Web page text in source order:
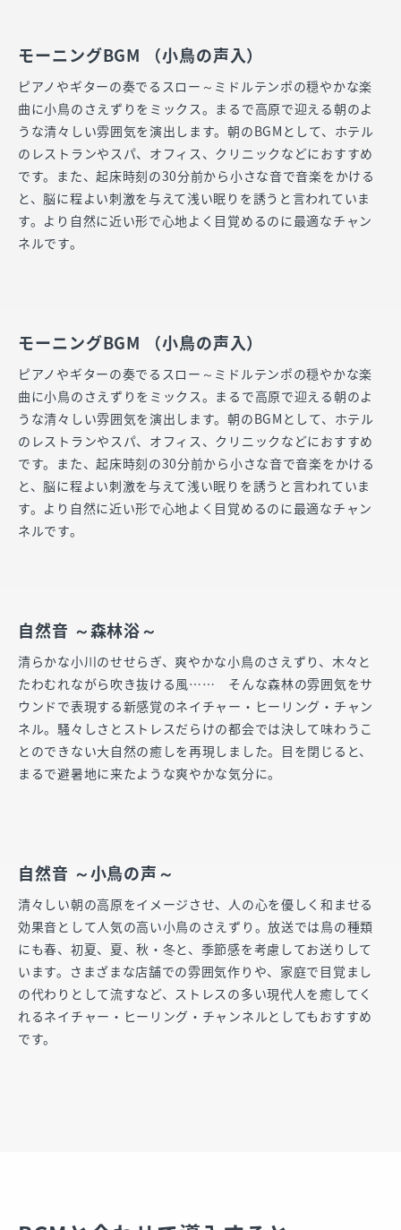
モーニングBGM （小鳥の声入）
ピアノやギターの奏でるスロー～ミドルテンポの穏やかな楽
曲に小鳥のさえずりをミックス。まるで高原で迎える朝のよ
うな清々しい雰囲気を演出します。朝のBGMとして、ホテル
のレストランやスパ、オフィス、クリニックなどにおすすめ
です。また、起床時刻の30分前から小さな音で音楽をかける
と、脳に程よい刺激を与えて浅い眠りを誘うと言われていま
す。より自然に近い形で心地よく目覚めるのに最適なチャン
ネルです。
モーニングBGM （小鳥の声入）
ピアノやギターの奏でるスロー～ミドルテンポの穏やかな楽
曲に小鳥のさえずりをミックス。まるで高原で迎える朝のよ
うな清々しい雰囲気を演出します。朝のBGMとして、ホテル
のレストランやスパ、オフィス、クリニックなどにおすすめ
です。また、起床時刻の30分前から小さな音で音楽をかける
と、脳に程よい刺激を与えて浅い眠りを誘うと言われていま
す。より自然に近い形で心地よく目覚めるのに最適なチャン
ネルです。
自然音 ～森林浴～
清らかな小川のせせらぎ、爽やかな小鳥のさえずり、木々と
たわむれながら吹き抜ける風…… そんな森林の雰囲気をサ
ウンドで表現する新感覚のネイチャー・ヒーリング・チャン
ネル。騒々しさとストレスだらけの都会では決して味わうこ
とのできない大自然の癒しを再現しました。目を閉じると、
まるで避暑地に来たような爽やかな気分に。
自然音 ～小鳥の声～
清々しい朝の高原をイメージさせ、人の心を優しく和ませる
効果音として人気の高い小鳥のさえずり。放送では鳥の種類
にも春、初夏、夏、秋・冬と、季節感を考慮してお送りして
います。さまざまな店舗での雰囲気作りや、家庭で目覚まし
の代わりとして流すなど、ストレスの多い現代人を癒してく
れるネイチャー・ヒーリング・チャンネルとしてもおすすめ
です。